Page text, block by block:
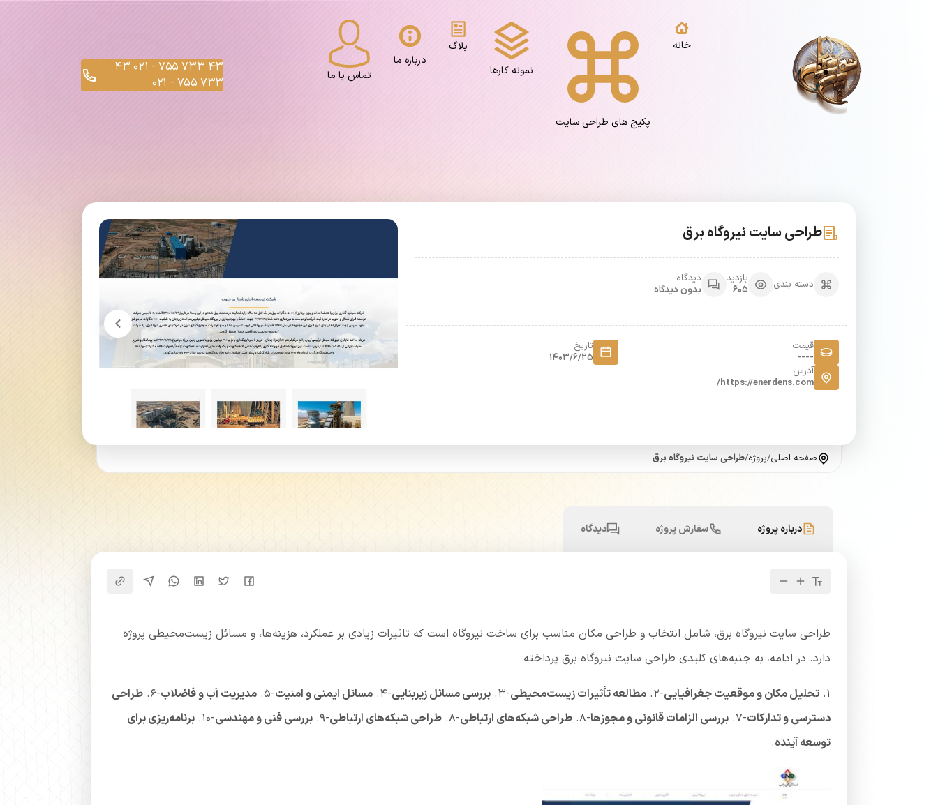
خانه
پکیج های طراحی سایت
نمونه کارها
بلاگ
درباره ما
تماس با ما
43 733 755 - 021
43
733 755 - 021
طراحی سایت نیروگاه برق
دسته بندی
بازدید
605
دیدگاه
بدون دیدگاه
قیمت
----
تاریخ
1403/6/25
آدرس
https://enerdens.com/
صفحه اصلی/پروژه/طراحی سایت نیروگاه برق
درباره پروژه سفارش پروژه دیدگاه
طراحی سایت نیروگاه برق، شامل انتخاب و طراحی مکان مناسب برای ساخت نیروگاه است که تاثیرات زیادی بر عملکرد، هزینه‌ها، و مسائل زیست‌محیطی پروژه
دارد. در ادامه، به جنبه‌های کلیدی طراحی سایت نیروگاه برق پرداخته
1. تحلیل مکان و موقعیت جغرافیایی-2. مطالعه تأثیرات زیست‌محیطی-3. بررسی مسائل زیربنایی-4. مسائل ایمنی و امنیت-5. مدیریت آب و فاضلاب-6.
طراحی
دسترسی و تدارکات-7. بررسی الزامات قانونی و مجوزها-8. طراحی شبکه‌های ارتباطی-8. طراحی شبکه‌های ارتباطی-9. بررسی فنی و مهندسی-10.
برنامه‌ریزی برای
توسعه آینده.